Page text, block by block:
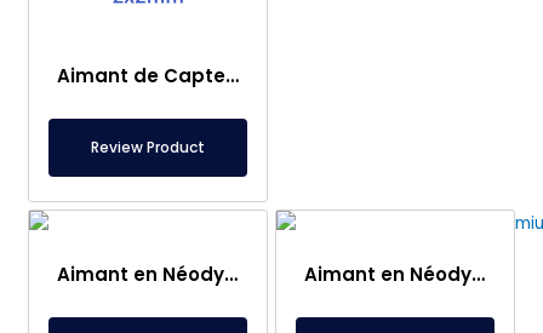
Aimant de Capteur – 2×2 mm
Review Product
Aimant en Néodyme Ø70×5 mm – Force d’Attraction 150 kg Aimant en Néodyme Ø60×5 mm – Force de Traction 100 kg